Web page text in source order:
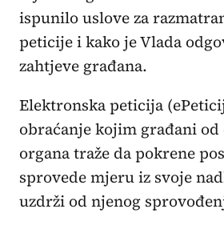
ispunilo uslove za
peticije i kako je Vlada
zahtjeve građana.
Elektronska peticija
obraćanje kojim građani od
organa traže da pokrene
sprovede mjeru iz svoje
uzdrži od njenog